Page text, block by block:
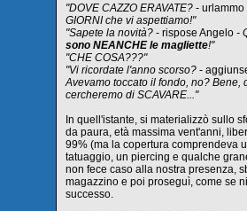
"DOVE CAZZO ERAVATE? - urlammo
GIORNI che vi aspettiamo!"
"Sapete la novità? - rispose Angelo -
sono NEANCHE le magliette!"
"CHE COSA???"
"Vi ricordate l'anno scorso? -
Avevamo toccato il fondo, no? Bene,
cercheremo di SCAVARE..."
In quell'istante, si materializzò sullo
da paura, età massima vent'anni,
99% (ma la copertura comprendeva
tatuaggio, un piercing e qualche
non fece caso alla nostra presenza,
magazzino e poi proseguì, come se
successo.